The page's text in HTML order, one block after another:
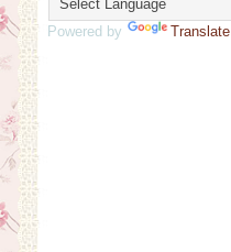
Powered by Translate